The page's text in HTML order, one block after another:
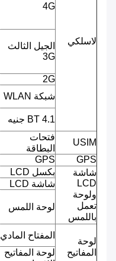
لاسلكي
4G
الجيل الثالث
3G
2G
شبكة WLAN
BT 4.1 جنيه
USIM
فتحات
البطاقة
GPS
GPS
شاشة
LCD
ولوحة
تعمل
باللمس
بكسل LCD
شاشة LCD
لوحة اللمس
لوحة
المفاتيح
المفتاح المادي
لوحة المفاتيح